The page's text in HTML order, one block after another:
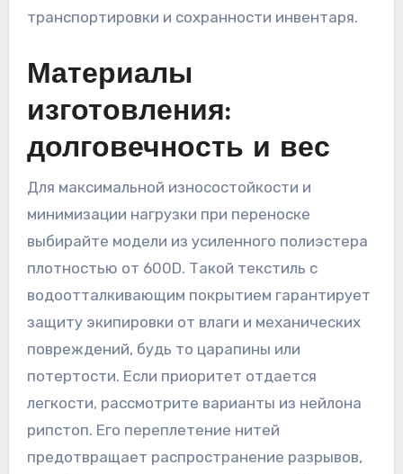
транспортировки и сохранности инвентаря.
Материалы
изготовления:
долговечность и вес
Для максимальной износостойкости и
минимизации нагрузки при переноске
выбирайте модели из усиленного полиэстера
плотностью от 600D. Такой текстиль с
водоотталкивающим покрытием гарантирует
защиту экипировки от влаги и механических
повреждений, будь то царапины или
потертости. Если приоритет отдается
легкости, рассмотрите варианты из нейлона
рипстоп. Его переплетение нитей
предотвращает распространение разрывов,